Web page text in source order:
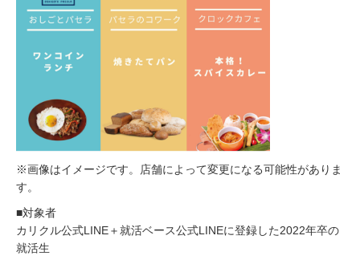
※画像はイメージです。店舗によって変更になる可能性がありま
す。
■対象者
カリクル公式LINE＋就活ベース公式LINEに登録した2022年卒の
就活生